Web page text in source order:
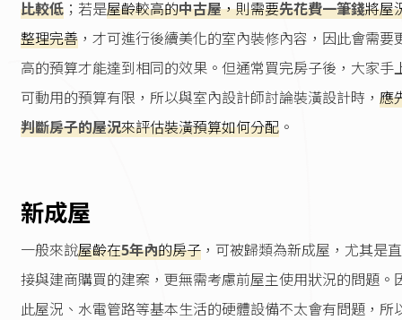
比較低 ；若是屋齡較高的中古屋，則需要先花費一筆錢將屋
整理完善 ，才可進行後續美化的室內裝修內容，因此會需要
高的預算才能達到相同的效果。但通常買完房子後，大家手
可動用的預算有限，所以與室內設計師討論裝潢設計時， 應
判斷房子的屋況來評估裝潢預算如何分配 。
新成屋
一般來說屋齡在5年內的房子 ，可被歸類為新成屋，尤其是直
接與建商購買的建案，更無需考慮前屋主使用狀況的問題。
此屋況、水電管路等基本生活的硬體設備不太會有問題，所